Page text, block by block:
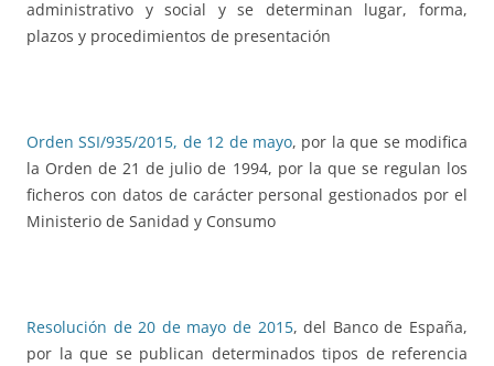
administrativo y social y se determinan lugar, forma,
plazos y procedimientos de presentación
Orden SSI/935/2015, de 12 de mayo, por la que se modifica
la Orden de 21 de julio de 1994, por la que se regulan los
ficheros con datos de carácter personal gestionados por el
Ministerio de Sanidad y Consumo
Resolución de 20 de mayo de 2015, del Banco de España,
por la que se publican determinados tipos de referencia